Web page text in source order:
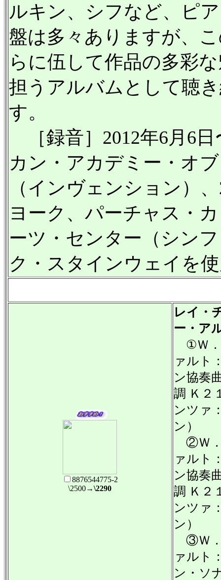
ルキン、シフなど、ピ
盤は多々ありますが、
らに伍して作品の多彩
担うアルバムとして聴
す。
［録音］2012年6月6
カン・アカデミー・オ
（インヴェンション）
ヨーク、パーチャス・
ーツ・センター（シン
ク・スタインウェイを
8876544775-2
\2500→\2290
レイ・
ー・ア
①Ｗ．
ァルト
ン協奏
調 Ｋ２
ンツァ
ン）
②Ｗ．
ァルト
ン協奏
調 Ｋ２
ンツァ
ン）
③Ｗ．
ァルト
ン・ソ